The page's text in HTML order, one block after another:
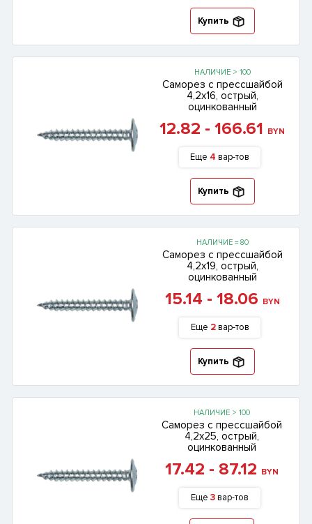
Купить
НАЛИЧИЕ > 100
Саморез с прессшайбой
4,2х16, острый,
оцинкованный
12.82 - 166.61 BYN
Еще 4 вар-тов
Купить
НАЛИЧИЕ = 80
Саморез с прессшайбой
4,2х19, острый,
оцинкованный
15.14 - 18.06 BYN
Еще 2 вар-тов
Купить
НАЛИЧИЕ > 100
Саморез с прессшайбой
4,2х25, острый,
оцинкованный
17.42 - 87.12 BYN
Еще 3вар-тов